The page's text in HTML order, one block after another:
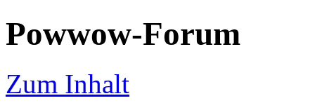
Powwow-Forum
Zum Inhalt